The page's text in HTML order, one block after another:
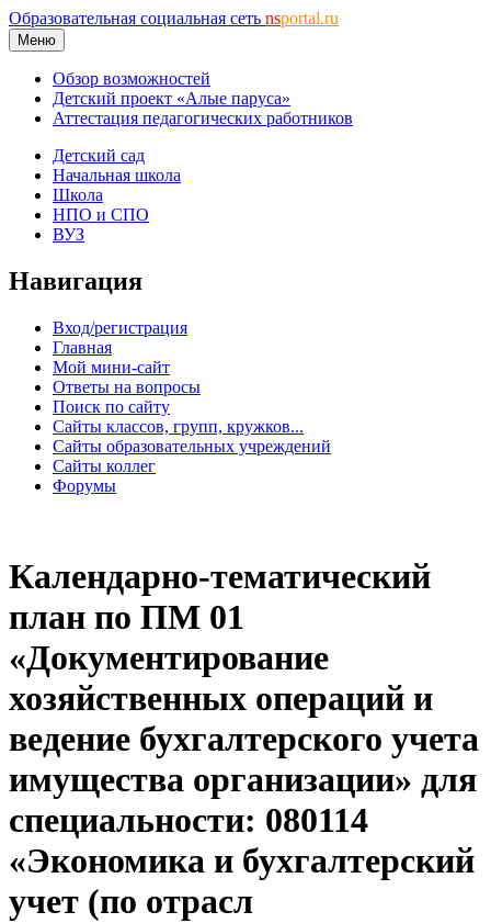
Образовательная социальная сеть nsportal.ru
Меню
Обзор возможностей
Детский проект «Алые паруса»
Аттестация педагогических работников
Детский сад
Начальная школа
Школа
НПО и СПО
ВУЗ
Навигация
Вход/регистрация
Главная
Мой мини-сайт
Ответы на вопросы
Поиск по сайту
Сайты классов, групп, кружков...
Сайты образовательных учреждений
Сайты коллег
Форумы
Календарно-тематический
план по ПМ 01
«Документирование
хозяйственных операций и
ведение бухгалтерского учета
имущества организации» для
специальности: 080114
«Экономика и бухгалтерский
учет (по отрасл